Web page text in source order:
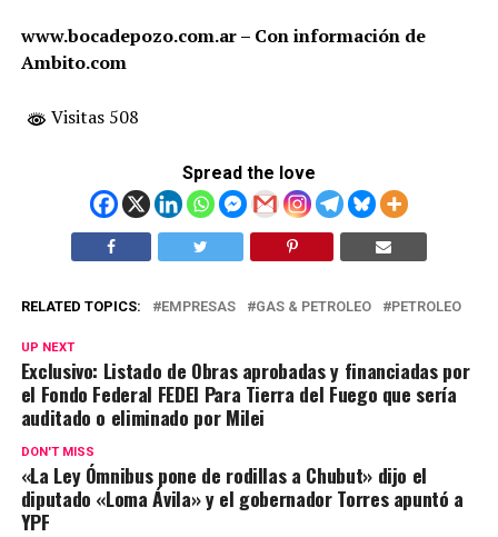
www.bocadepozo.com.ar – Con información de
Ambito.com
Visitas 508
Spread the love
RELATED TOPICS: EMPRESAS GAS & PETROLEO PETROLEO
UP NEXT
Exclusivo: Listado de Obras aprobadas y financiadas por
el Fondo Federal FEDEI Para Tierra del Fuego que sería
auditado o eliminado por Milei
DON'T MISS
«La Ley Ómnibus pone de rodillas a Chubut» dijo el
diputado «Loma Ávila» y el gobernador Torres apuntó a
YPF